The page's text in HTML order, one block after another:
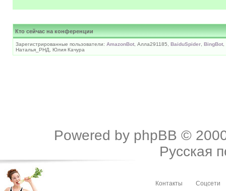
Кто сейчас на конференции
Зарегистрированные пользователи: AmazonBot , Алла291185, BaiduSpider BingBot
Наталья_РНД, Юлия Качура
Powered by phpBB ©
Русская
Контакты Соцсети